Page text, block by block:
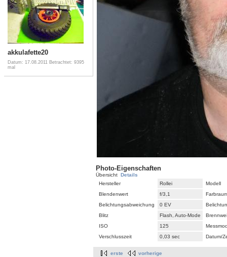
akkulafette20
Datum: 17.08.2011 Betrachtet: 9395
mal
Photo-Eigenschaften
Übersicht Details
Hersteller
Rollei
Modell
Blendenwert
f/3,1
Belichtungsabweichung
0 EV
Blitz
Flash, Auto-Mode
ISO
125
Verschlusszeit
0,03 sec Datum/
erste vorherige